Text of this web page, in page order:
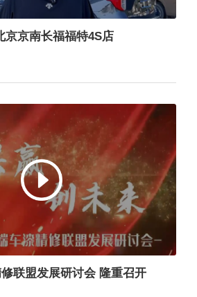
京京南长福福特4S店
联盟发展研讨会 隆重召开